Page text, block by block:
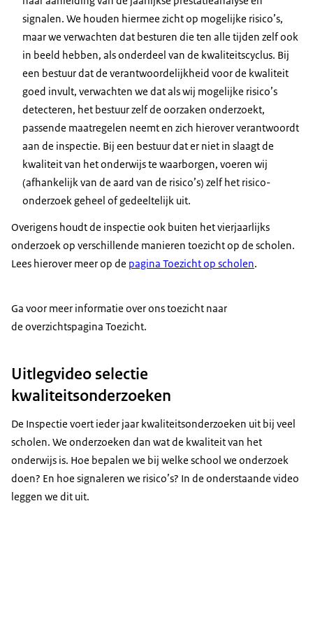
signalen. We houden hiermee zicht op mogelijke risico’s,
maar we verwachten dat besturen die ten alle tijden zelf ook
in beeld hebben, als onderdeel van de kwaliteitscyclus. Bij
een bestuur dat de verantwoordelijkheid voor de kwaliteit
goed invult, verwachten we dat als wij mogelijke risico’s
detecteren, het bestuur zelf de oorzaken onderzoekt,
passende maatregelen neemt en zich hierover verantwoordt
aan de inspectie. Bij een bestuur dat er niet in slaagt de
kwaliteit van het onderwijs te waarborgen, voeren wij
(afhankelijk van de aard van de risico’s) zelf het risico-
onderzoek geheel of gedeeltelijk uit.
Overigens houdt de inspectie ook buiten het vierjaarlijks
onderzoek op verschillende manieren toezicht op de scholen.
Lees hierover meer op de pagina Toezicht op scholen.
Ga voor meer informatie over ons toezicht naar
de overzichtspagina Toezicht.
Uitlegvideo selectie
kwaliteitsonderzoeken
De Inspectie voert ieder jaar kwaliteitsonderzoeken uit bij veel
scholen. We onderzoeken dan wat de kwaliteit van het
onderwijs is. Hoe bepalen we bij welke school we onderzoek
doen? En hoe signaleren we risico’s? In de onderstaande video
leggen we dit uit.